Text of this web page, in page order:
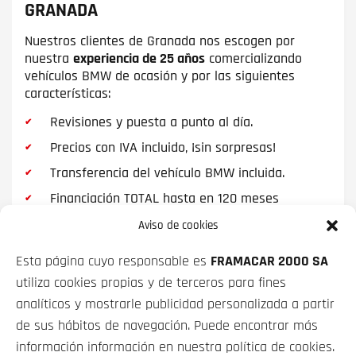
Aviso de cookies
Esta página cuyo responsable es FRAMACAR 2000 SA
utiliza cookies propias y de terceros para fines
analíticos y mostrarle publicidad personalizada a partir
de sus hábitos de navegación. Puede encontrar más
información información en nuestra política de cookies.
El BMW X2 está equipado con motores potentes y
eficientes que garantizan un rendimiento
excepcional y una respuesta ágil. Desde motores
diésel hasta opciones de gasolina, cada variante
está diseñada para ofrecer una experiencia de
conducción emocionante y económica, con una
optimización perfecta entre potencia y consumo.
Conducción de un BMW X2 de ocasión:
Comparando los sistemas XDrive y sDrive
Conducir un BMW X2 de ocasión es sinónimo de
excepcional. Este modelo puede estar equipado con
el sistemaXDrive, una tracción integral inteligente
que distribuye la potencia entre las ruedas
delanteras y traseras según las necesidadesdel
momento. El sistema XDrive es ideal para mantener
GRANADA
Nuestros clientes de Granada nos escogen por
nuestra experiencia de 25 años comercializando
vehículos BMW de ocasión y por las siguientes
características:
Revisiones y puesta a punto al día.
Precios con IVA incluido, ¡sin sorpresas!
Transferencia del vehículo BMW incluida.
Financiación TOTAL hasta en 120 meses
VEHÍCULOS
SOBRE NOSOTROS